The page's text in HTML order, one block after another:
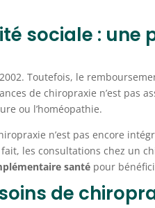
sociale : une
Toutefois, le
de chiropraxie n’est pas
ou l’homéopathie.
n’est pas encore
les consultations chez un
santépour
de